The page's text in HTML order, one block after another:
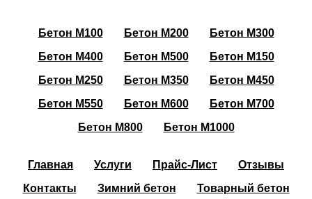
Бетон М100 Бетон М200
Бетон М300
Бетон М400
Бетон М500
Бетон М150
Бетон М250
Бетон М350
Бетон М450
Бетон М550
Бетон М600
Бетон М700
Бетон М800
Бетон М1000
Главная Услуги Прайс-Лист
Отзывы
Контакты
Зимний бетон Товарный бетон